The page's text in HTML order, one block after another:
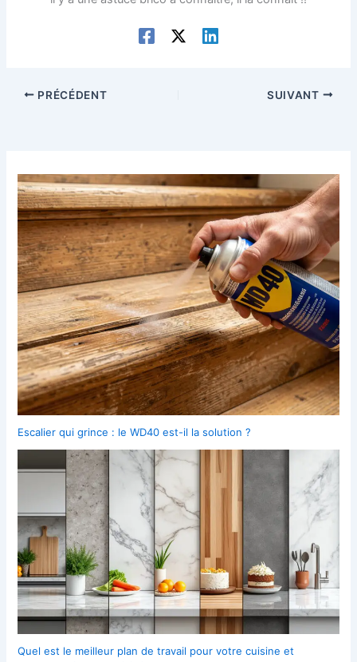
PRÉCÉDENT SUIVANT
Escalier qui grince : le WD40 est-il la solution ?
Quel est le meilleur plan de travail pour votre cuisine et